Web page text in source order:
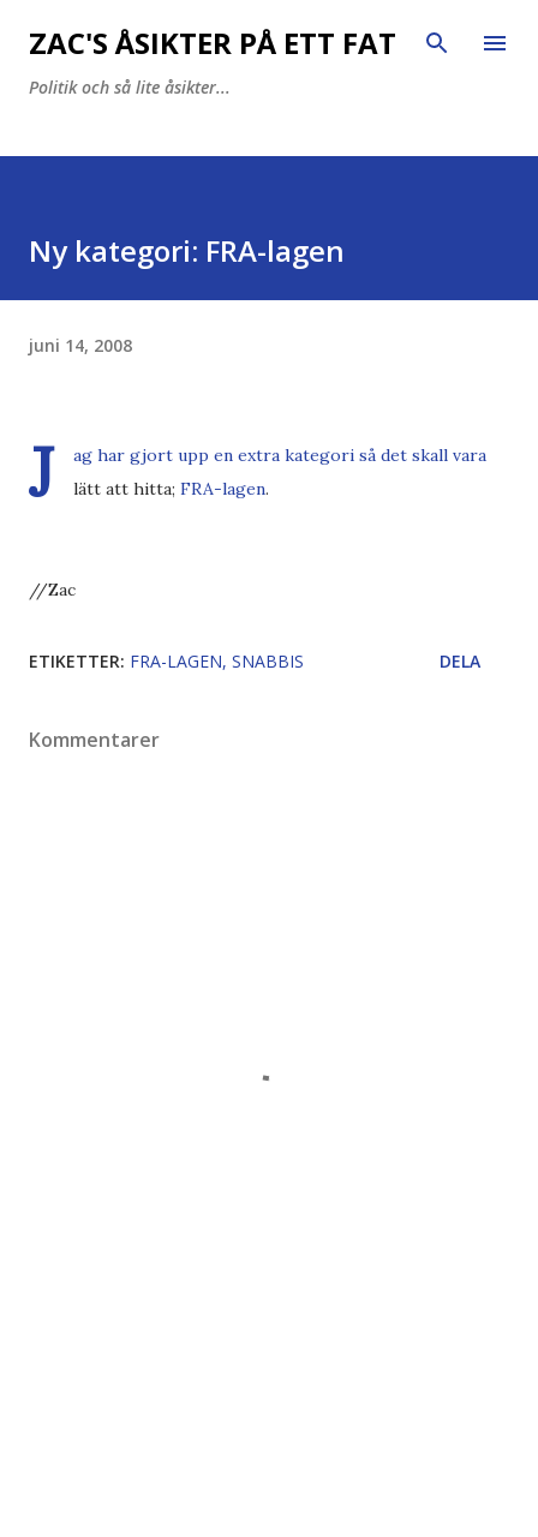
Fortsätt till huvudinnehåll
ZAC'S ÅSIKTER PÅ ETT FAT
Politik och så lite åsikter...
Ny kategori: FRA-lagen
juni 14, 2008
J
ag har gjort upp en extra kategori så det skall vara
lätt att hitta; FRA-lagen.
//Zac
ETIKETTER: FRA-LAGEN SNABBIS DELA
Kommentarer